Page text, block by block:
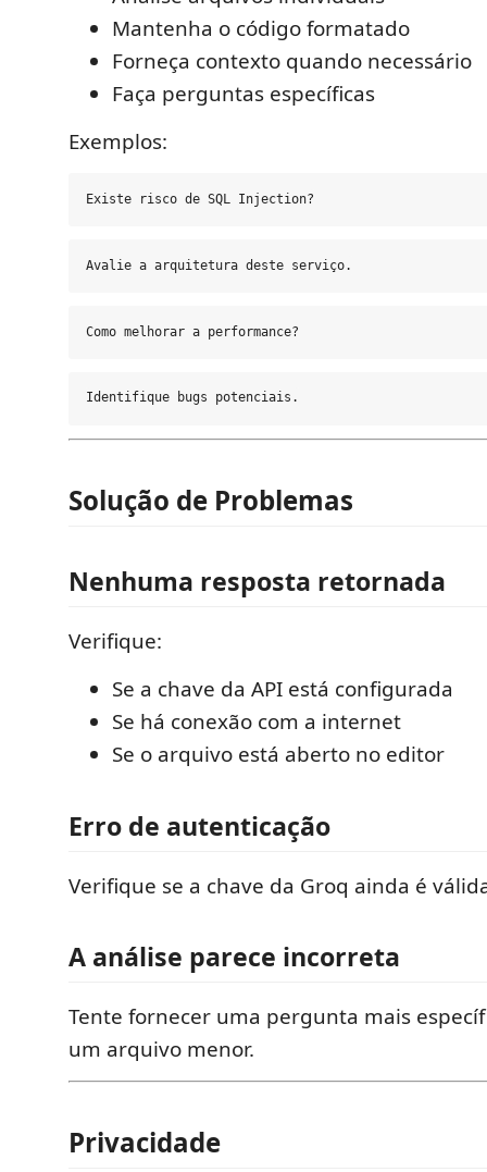
Mantenha o código formatado
Forneça contexto quando necessário
Faça perguntas específicas
Exemplos:
Solução de Problemas
Nenhuma resposta retornada
Verifique:
Se a chave da API está configurada
Se há conexão com a internet
Se o arquivo está aberto no editor
Erro de autenticação
Verifique se a chave da Groq ainda é
A análise parece incorreta
Tente fornecer uma pergunta mais
um arquivo menor.
Privacidade